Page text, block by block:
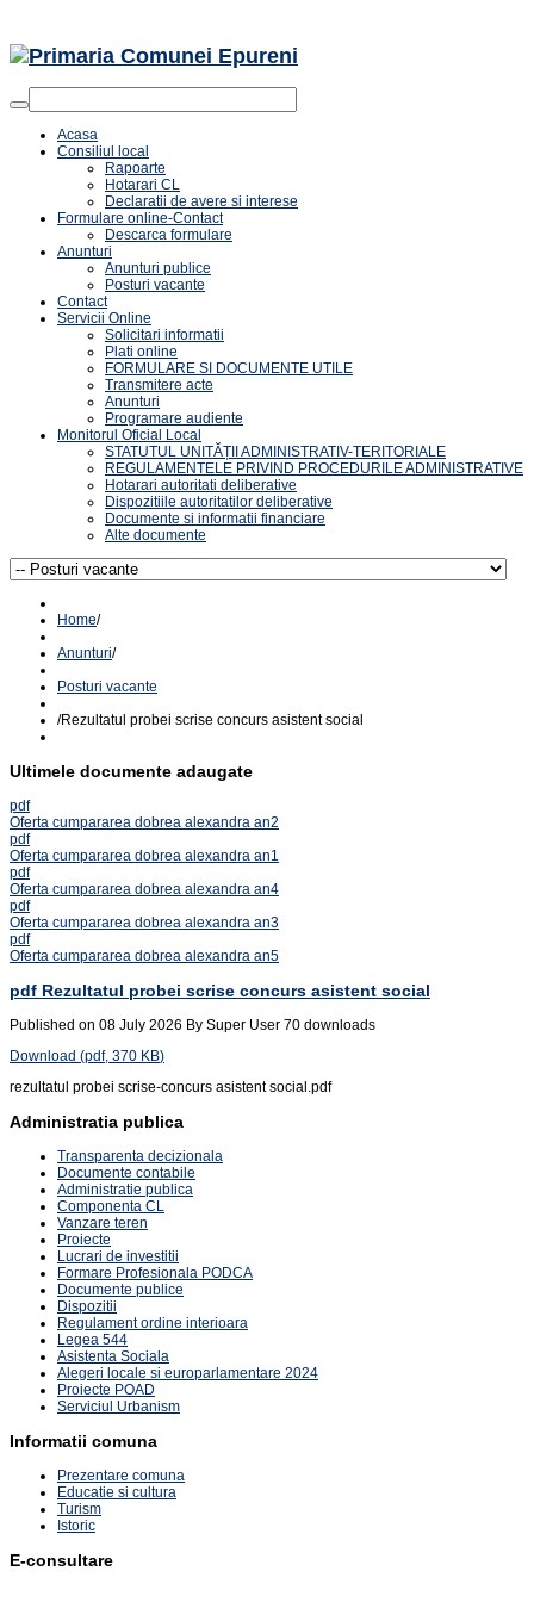
Acasa
Consiliul local
Rapoarte
Hotarari CL
Declaratii de avere si interese
Formulare online-Contact
Descarca formulare
Anunturi
Anunturi publice
Posturi vacante
Contact
Servicii Online
Solicitari informatii
Plati online
FORMULARE SI DOCUMENTE UTILE
Transmitere acte
Anunturi
Programare audiente
Monitorul Oficial Local
STATUTUL UNITĂȚII ADMINISTRATIV-TERITORIALE
REGULAMENTELE PRIVIND PROCEDURILE ADMINISTRATIVE
Hotarari autoritati deliberative
Dispozitiile autoritatilor deliberative
Documente si informatii financiare
Alte documente
Home/
Anunturi/
Posturi vacante
/Rezultatul probei scrise concurs asistent social
Ultimele documente adaugate
pdf
Oferta cumpararea dobrea alexandra an2
pdf
Oferta cumpararea dobrea alexandra an1
pdf
Oferta cumpararea dobrea alexandra an4
pdf
Oferta cumpararea dobrea alexandra an3
pdf
Oferta cumpararea dobrea alexandra an5
pdf Rezultatul probei scrise concurs asistent social
Published on 08 July 2026 By Super User 70 downloads
Download (pdf, 370 KB)
rezultatul probei scrise-concurs asistent social.pdf
Administratia publica
Transparenta decizionala
Documente contabile
Administratie publica
Componenta CL
Vanzare teren
Proiecte
Lucrari de investitii
Formare Profesionala PODCA
Documente publice
Dispozitii
Regulament ordine interioara
Legea 544
Asistenta Sociala
Alegeri locale si europarlamentare 2024
Proiecte POAD
Serviciul Urbanism
Informatii comuna
Prezentare comuna
Educatie si cultura
Turism
Istoric
E-consultare